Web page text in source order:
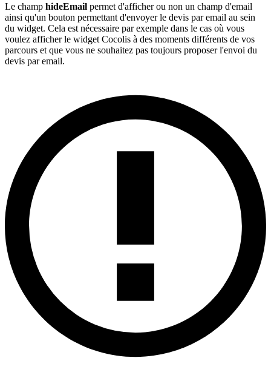
Le champ hideEmail permet d'afficher ou non un champ d'email
ainsi qu'un bouton permettant d'envoyer le devis par email au sein
du widget. Cela est nécessaire par exemple dans le cas où vous
voulez afficher le widget Cocolis à des moments différents de vos
parcours et que vous ne souhaitez pas toujours proposer l'envoi du
devis par email.